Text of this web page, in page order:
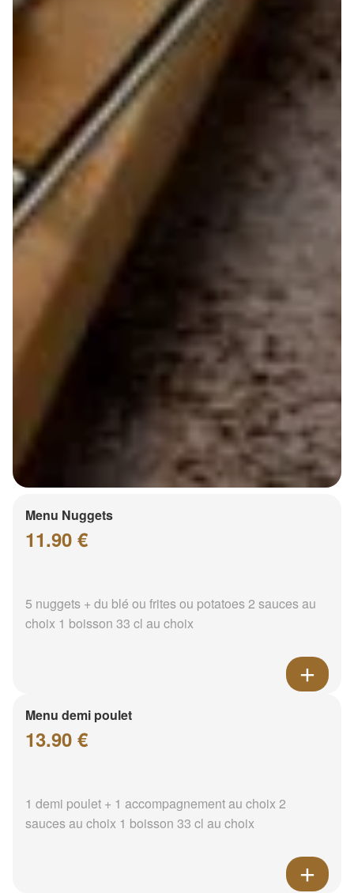
Menu Nuggets
11.90 €
5 nuggets + du blé ou frites ou potatoes 2 sauces au
choix 1 boisson 33 cl au choix
Menu demi poulet
13.90 €
1 demi poulet + 1 accompagnement au choix 2
sauces au choix 1 boisson 33 cl au choix